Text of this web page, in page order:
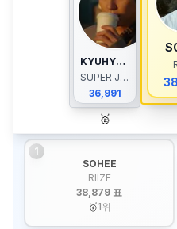
KYUHYUN
SUPER JUNIOR
36,991
🥈
1
SOHEE
RIIZE
38,879 표
🥇1위